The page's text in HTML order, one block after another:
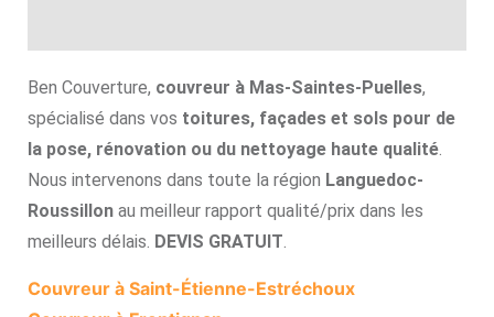
Ben Couverture, couvreur à Mas-Saintes-Puelles,
spécialisé dans vos toitures, façades et sols pour de
la pose, rénovation ou du nettoyage haute qualité.
Nous intervenons dans toute la région Languedoc-
Roussillon au meilleur rapport qualité/prix dans les
meilleurs délais. DEVIS GRATUIT.
Couvreur à Saint-Étienne-Estréchoux